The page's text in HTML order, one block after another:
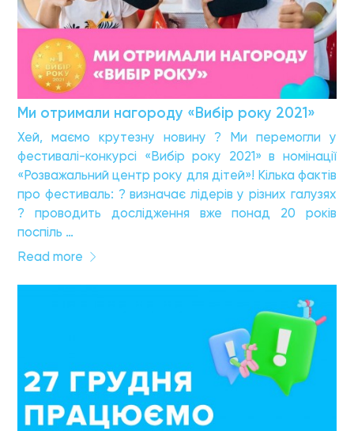
Ми отримали нагороду «Вибір року 2021»
Хей, маємо крутезну новину ? Ми перемогли у
фестивалі-конкурсі «Вибір року 2021» в номінації
«Розважальний центр року для дітей»! Кілька фактів
про фестиваль: ? визначає лідерів у різних галузях
? проводить дослідження вже понад 20 років
поспіль …
Read more